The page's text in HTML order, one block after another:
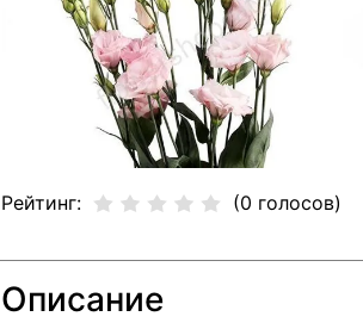
Рейтинг: (0 голосов)
Описание